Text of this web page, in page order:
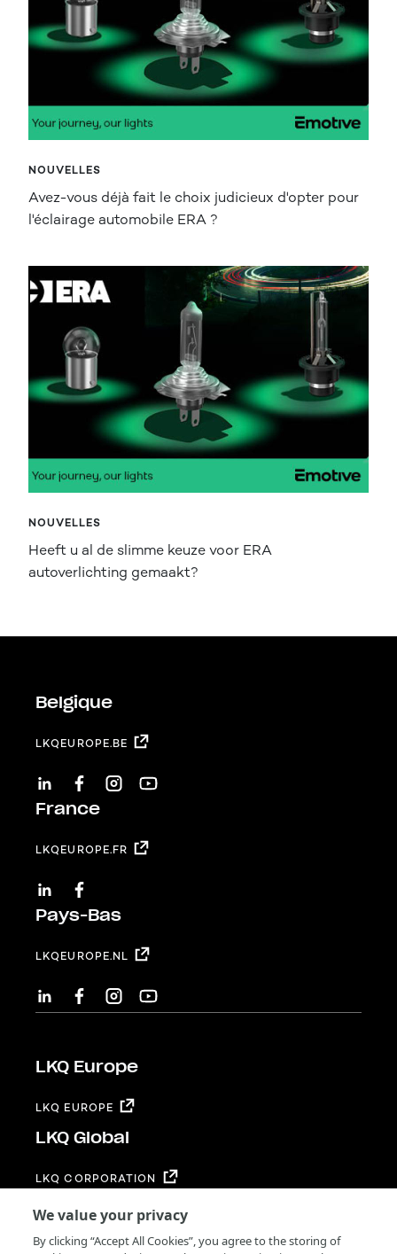
NOUVELLES
Avez-vous déjà fait le choix judicieux d'opter pour
l'éclairage automobile ERA ?
NOUVELLES
Heeft u al de slimme keuze voor ERA
autoverlichting gemaakt?
Belgique
LKQEUROPE.BE
LINKEDINFACEBOOKINSTAGRAM
YOUTUBE
France
LKQEUROPE.FR
LINKEDINFACEBOOK
Pays-Bas
LKQEUROPE.NL
LINKEDINFACEBOOKINSTAGRAM
YOUTUBE
LKQ Europe
LKQ EUROPE
LKQ Global
LKQ CORPORATION
Footer
Termes et Conditions
We value your privacy
By clicking “Accept All Cookies”, you agree to the storing of